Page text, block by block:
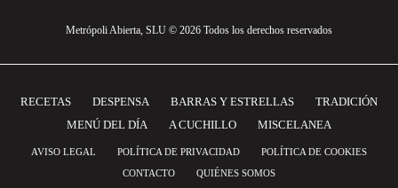
Metrópoli Abierta, SLU © 2026 Todos los derechos reservados
RECETAS DESPENSA BARRAS Y ESTRELLAS
TRADICIÓN
MENÚ DEL DÍA
A CUCHILLO MISCELANEA
AVISO LEGAL POLÍTICA DE PRIVACIDAD
POLÍTICA DE COOKIES
CONTACTO
QUIÉNES SOMOS